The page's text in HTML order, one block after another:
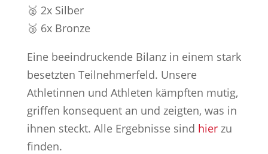
🥈 2x Silber
🥉 6x Bronze
Eine beeindruckende Bilanz in einem stark
besetzten Teilnehmerfeld. Unsere
Athletinnen und Athleten kämpften mutig,
griffen konsequent an und zeigten, was in
ihnen steckt. Alle Ergebnisse sind hierzu
finden.